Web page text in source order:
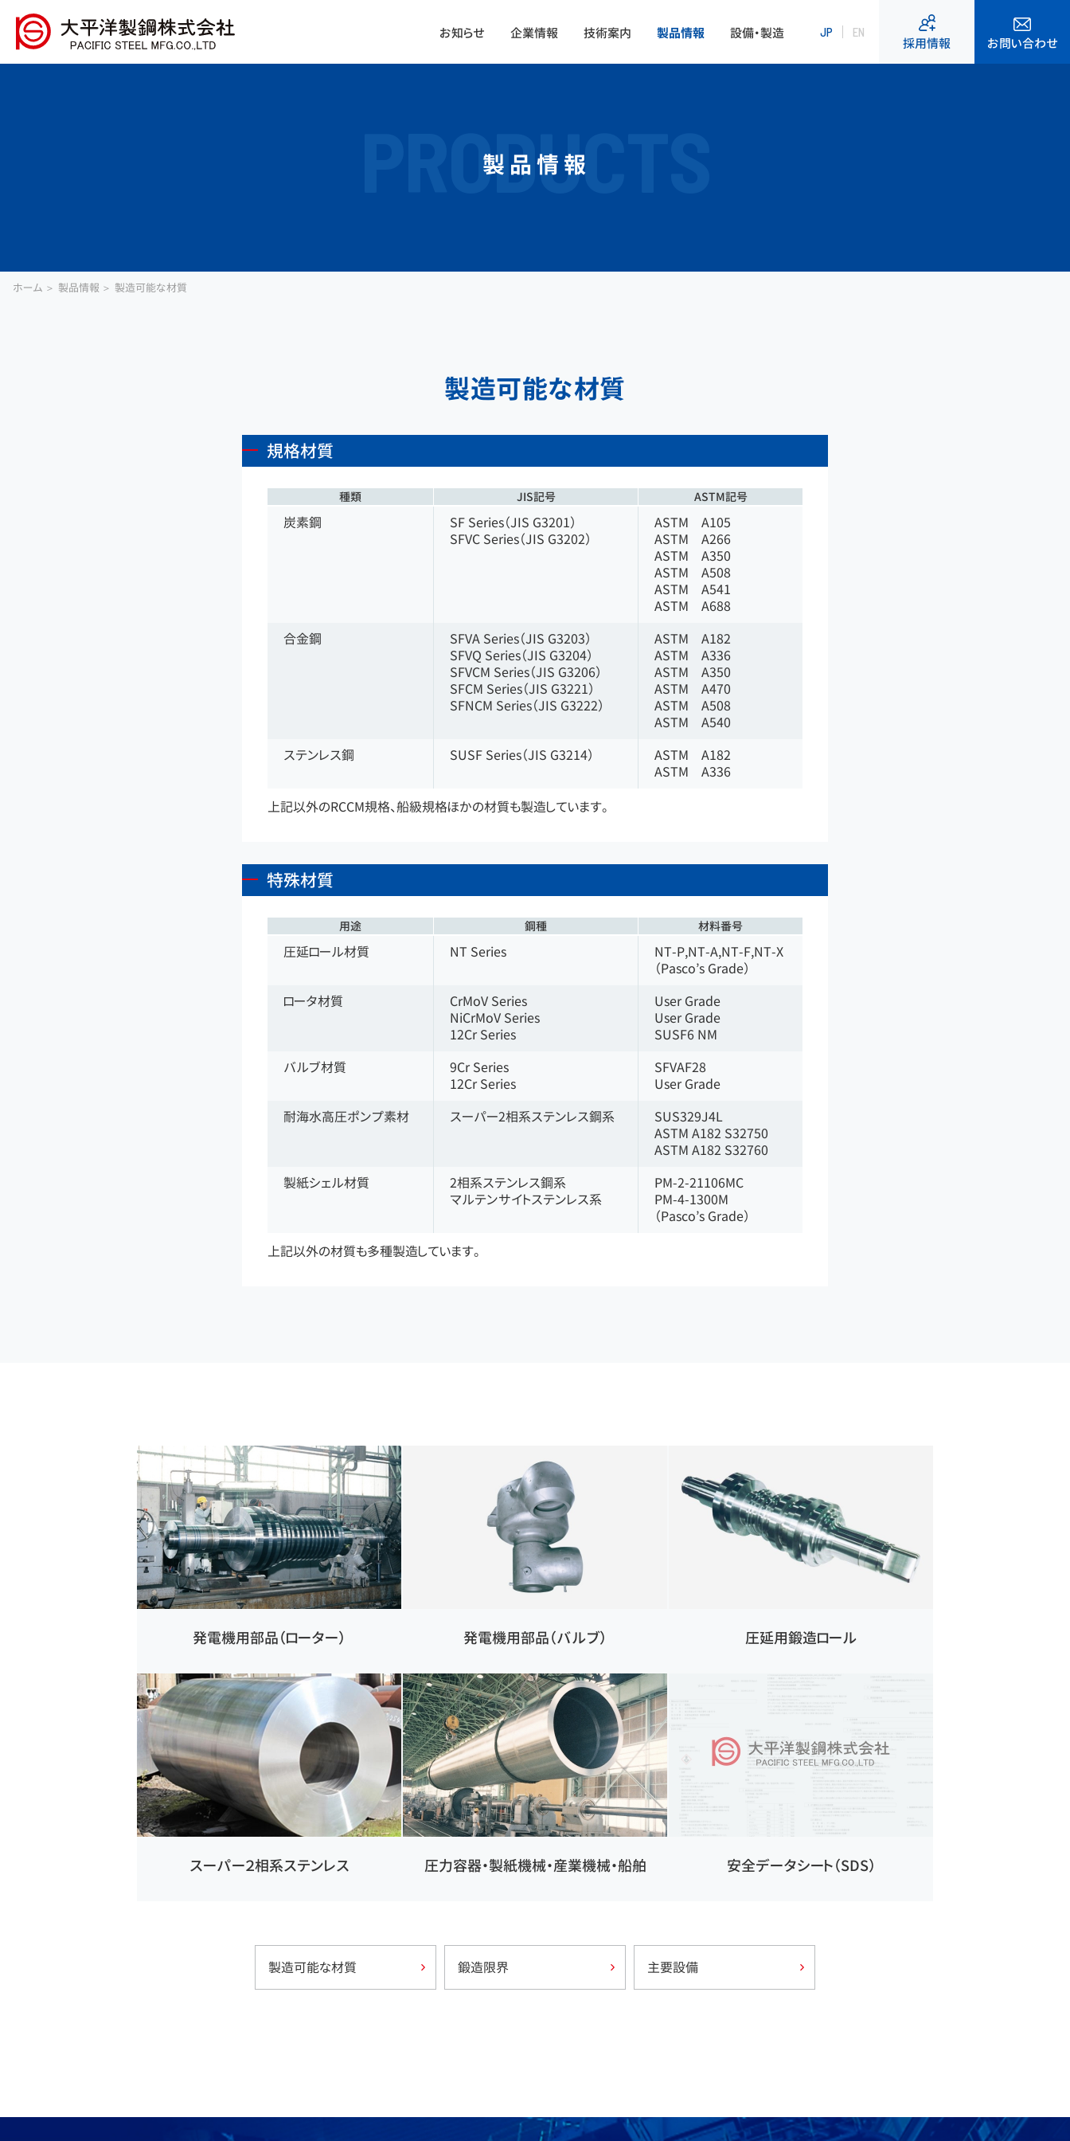
お知らせ 企業情報 技術案内 製品情報 設備・製造 JP EN
採用情報 お問い合わせ
PRODUCTS
製品情報
ホーム 製品情報 製造可能な材質
製造可能な材質
規格材質
種類 JIS記号 ASTM記号
炭素鋼
SF Series（JIS G3201）
SFVC Series（JIS G3202）
ASTM A105
ASTM A266
ASTM A350
ASTM A508
ASTM A541
ASTM A688
合金鋼
SFVA Series（JIS G3203）
SFVQ Series（JIS G3204）
SFVCM Series（JIS G3206）
SFCM Series（JIS G3221）
SFNCM Series（JIS G3222）
ASTM A182
ASTM A336
ASTM A350
ASTM A470
ASTM A508
ASTM A540
ステンレス鋼
SUSF Series（JIS G3214）
ASTM A182
ASTM A336
上記以外のRCCM規格、船級規格ほかの材質も製造しています。
特殊材質
用途 鋼種 材料番号
圧延ロール材質 NT Series
NT-P,NT-A,NT-F,NT-X
（Pasco’s Grade）
ロータ材質
CrMoV Series
NiCrMoV Series
12Cr Series
User Grade
User Grade
SUSF6 NM
バルブ材質
9Cr Series
12Cr Series
SFVAF28
User Grade
耐海水高圧ポンプ素材
スーパー2相系ステンレス鋼系
SUS329J4L
ASTM A182 S32750
ASTM A182 S32760
製紙シェル材質
2相系ステンレス鋼系
マルテンサイトステンレス系
PM-2-21106MC
PM-4-1300M
（Pasco’s Grade）
上記以外の材質も多種製造しています。
発電機用部品（ローター） 発電機用部品（バルブ） 圧延用鍛造ロール
スーパー２相系ステンレス 圧力容器・製紙機械・産業機械・船舶 安全データシート（SDS）
製造可能な材質 鍛造限界 主要設備